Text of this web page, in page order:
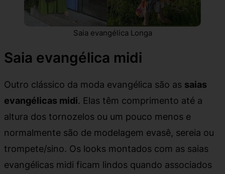
Saia evangélica Longa
Saia evangélica midi
Outro clássico da moda evangélica são as saias
evangélicas midi. Elas têm comprimento até a
altura dos tornozelos ou um pouco menos e
normalmente são de modelagem evasê, sereia ou
trompete/sino. Os looks montados com as saias
evangélicas midi ficam lindos quando associados